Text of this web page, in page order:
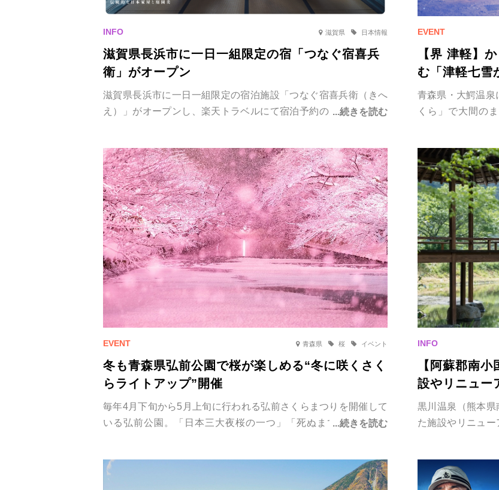
滋賀県 日本情報
滋賀県長浜市に一日一組限定の宿「つなぐ宿喜兵
衛」がオープン
滋賀県長浜市に一日一組限定の宿泊施設「つなぐ宿喜兵衛（きへ
え）」がオープンし、楽天トラベルにて宿泊予約の受付が開始さ
します。一日一組限定の宿だからこそ叶う、大切な人との特別な
時間を体験いただけます。
【界 津軽】
む「津軽七雪
青森県・大鰐温泉
くら」で大間の
青森県 イベント
桜
冬も青森県弘前公園で桜が楽しめる“冬に咲くさく
らライトアップ”開催
毎年4月下旬から5月上旬に行われる弘前さくらまつりを開催して
いる弘前公園。「日本三大夜桜の一つ」「死ぬまでに見たい絶
せて2025年12月1日(月)～2026年2月28日(土)の期間、「冬に咲く
【阿蘇郡南
設やリニュー
黒川温泉（熊本
た施設やリニュ
里山カフェ、地
が満載です。黒川